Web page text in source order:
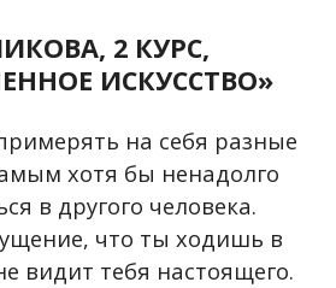
2 КУРС,
ИСКУССТВО»
на себя разные
хотя бы ненадолго
в другого человека.
что ты ходишь в
видит тебя настоящего.